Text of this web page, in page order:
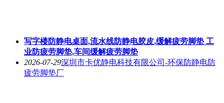
写字楼防静电桌面,流水线防静电胶皮,缓解疲劳脚垫 工
业防疲劳脚垫,车间缓解疲劳脚垫
2026-07-29深圳市卡优静电科技有限公司-环保防静电防
疲劳脚垫厂